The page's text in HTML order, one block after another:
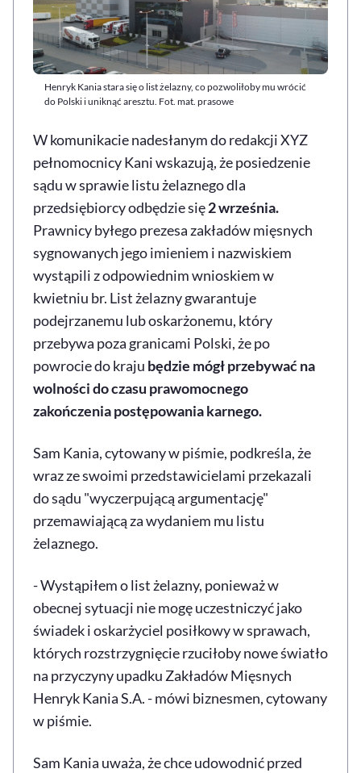
Henryk Kania stara się o list żelazny, co pozwoliłoby mu wrócić
do Polski i uniknąć aresztu. Fot. mat. prasowe
W komunikacie nadesłanym do redakcji XYZ
pełnomocnicy Kani wskazują, że posiedzenie
sądu w sprawie listu żelaznego dla
przedsiębiorcy odbędzie się2 września.
Prawnicy byłego prezesa zakładów mięsnych
sygnowanych jego imieniem i nazwiskiem
wystąpili z odpowiednim wnioskiem w
kwietniu br. List żelazny gwarantuje
podejrzanemu lub oskarżonemu, który
przebywa poza granicami Polski, że po
powrocie do kraju będzie mógł przebywać na
wolności do czasu prawomocnego
zakończenia postępowania karnego.
Sam Kania, cytowany w piśmie, podkreśla, że
wraz ze swoimi przedstawicielami przekazali
do sądu "wyczerpującą argumentację"
przemawiającą za wydaniem mu listu
żelaznego.
- Wystąpiłem o list żelazny, ponieważ w
obecnej sytuacji nie mogę uczestniczyć jako
świadek i oskarżyciel posiłkowy w sprawach,
których rozstrzygnięcie rzuciłoby nowe światło
na przyczyny upadku Zakładów Mięsnych
Henryk Kania S.A. - mówi biznesmen, cytowany
w piśmie.
Sam Kania uważa, że chce udowodnić przed